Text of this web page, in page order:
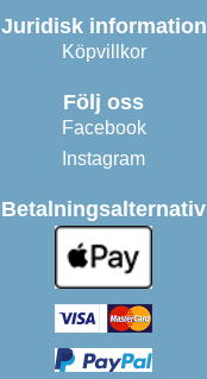
Juridisk information
Köpvillkor
Följ oss
Facebook
Instagram
Betalningsalternativ